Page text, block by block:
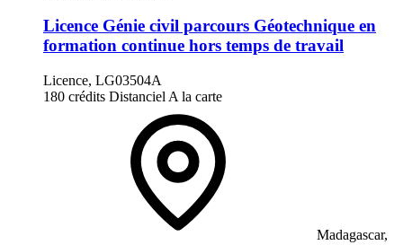
Licence Génie civil parcours Géotechnique en
formation continue hors temps de travail
Licence, LG03504A
180 crédits Distanciel A la carte
Madagascar,